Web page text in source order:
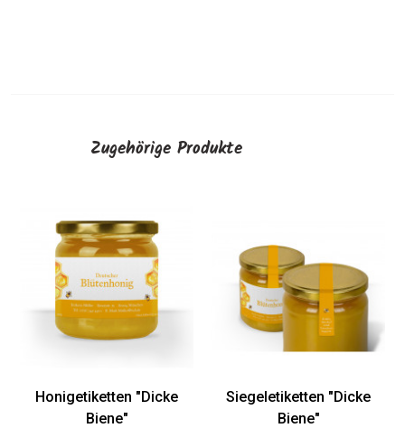
Zugehörige Produkte
Honigetiketten "Dicke
Biene"
Siegeletiketten "Dicke
Biene"